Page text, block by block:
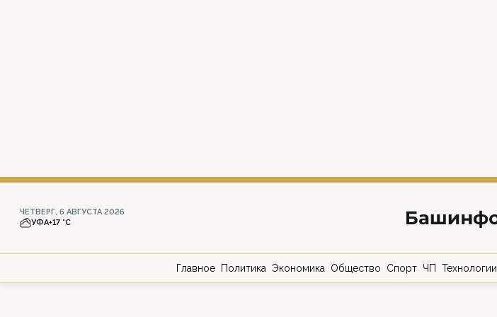
ЧЕТВЕРГ, 6 АВГУСТА 2026
УФА+17 °С
Главное Политика Экономика Общество Спорт ЧП Технологии